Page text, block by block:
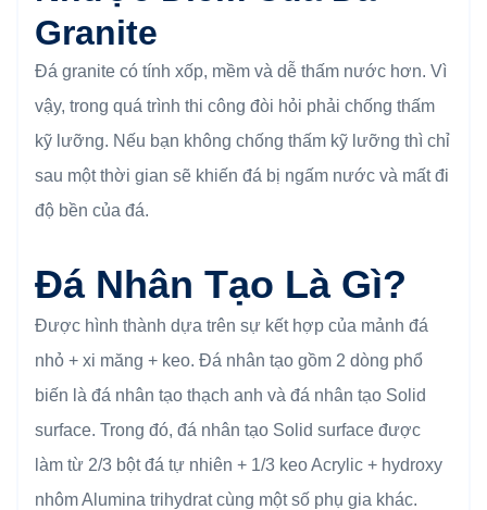
Granite
Đá granite có tính xốp, mềm và dễ thấm nước hơn. Vì
vậy, trong quá trình thi công đòi hỏi phải chống thấm
kỹ lưỡng. Nếu bạn không chống thấm kỹ lưỡng thì chỉ
sau một thời gian sẽ khiến đá bị ngấm nước và mất đi
độ bền của đá.
Đá Nhân Tạo Là Gì?
Được hình thành dựa trên sự kết hợp của mảnh đá
nhỏ + xi măng + keo. Đá nhân tạo gồm 2 dòng phổ
biến là đá nhân tạo thạch anh và đá nhân tạo Solid
surface. Trong đó, đá nhân tạo Solid surface được
làm từ 2/3 bột đá tự nhiên + 1/3 keo Acrylic + hydroxy
nhôm Alumina trihydrat cùng một số phụ gia khác.